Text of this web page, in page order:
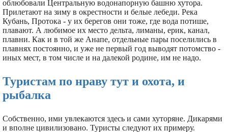
облюбовали Центральную водонапорную башню хутора.
Прилетают на зиму в окрестности и белые лебеди. Река
Кубань, Протока - у их берегов они тоже, где вода потише,
плавают. А любимое их место дельта, лиманы, ерик, канал,
плавни. Как и в той же Анапе, отдельные пары поселились в
плавнях постоянно, и уже не первый год выводят потомство -
иных мест, в том числе и на далекой родине, им не надо.
Туристам по нраву тут и охота, и
рыбалка
Собственно, ими увлекаются здесь и сами хуторяне. Дикарями
и вполне цивилизовано. Туристы следуют их примеру.